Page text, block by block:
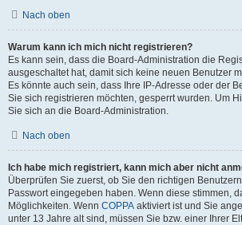
Nach oben
Warum kann ich mich nicht registrieren?
Es kann sein, dass die Board-Administration die
ausgeschaltet hat, damit sich keine neuen Benutzer
Es könnte auch sein, dass Ihre IP-Adresse oder der
Sie sich registrieren möchten, gesperrt wurden. Um
Sie sich an die Board-Administration.
Nach oben
Ich habe mich registriert, kann mich aber nicht
Überprüfen Sie zuerst, ob Sie den richtigen
Passwort eingegeben haben. Wenn diese stimmen,
Möglichkeiten. Wenn COPPA aktiviert ist und Sie
unter 13 Jahre alt sind, müssen Sie bzw. einer Ihrer